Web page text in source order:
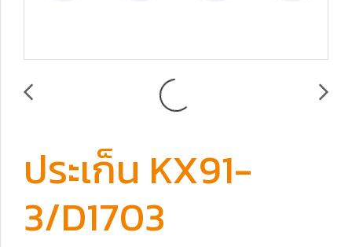
ประเก็น KX91-
3/D1703